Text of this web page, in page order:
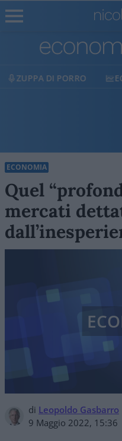
ECONOMIA
ECONOMIA
Quel
mercati
di Leopoldo Gasbarro
9 Maggio 2022, 15:36